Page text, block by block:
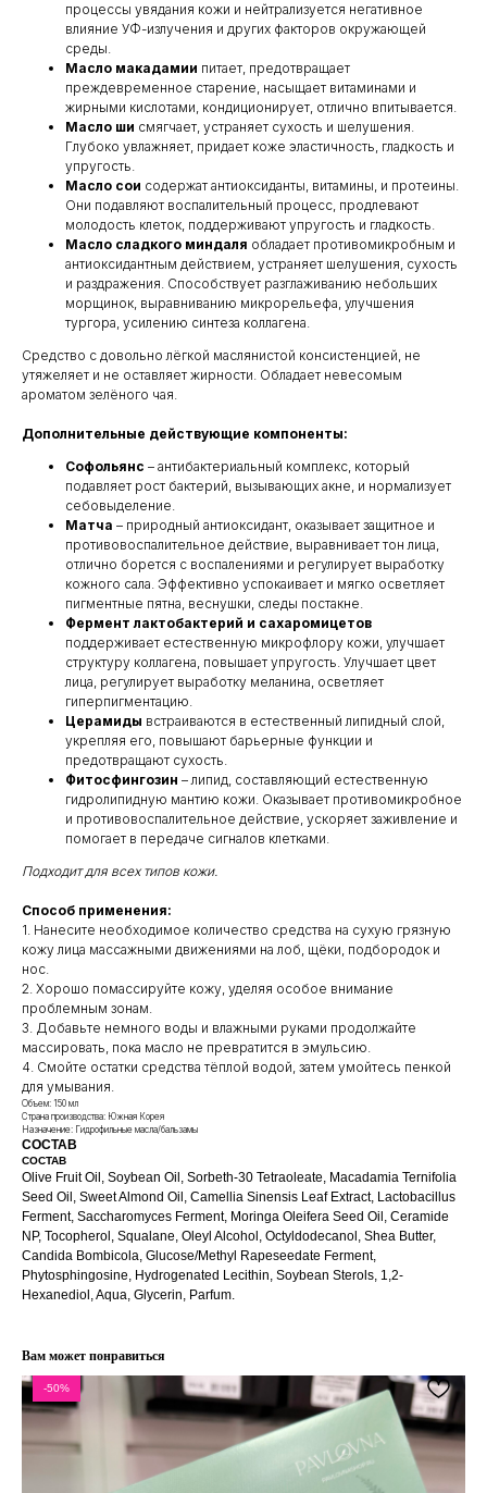
процессы увядания кожи и нейтрализуется негативное
влияние УФ-излучения и других факторов окружающей
среды.
Масло макадамии питает, предотвращает
преждевременное старение, насыщает витаминами и
жирными кислотами, кондиционирует, отлично впитывается.
Масло ши смягчает, устраняет сухость и шелушения.
Глубоко увлажняет, придает коже эластичность, гладкость и
упругость.
Масло сои содержат антиоксиданты, витамины, и протеины.
Они подавляют воспалительный процесс, продлевают
молодость клеток, поддерживают упругость и гладкость.
Масло сладкого миндаля обладает противомикробным и
антиоксидантным действием, устраняет шелушения, сухость
и раздражения. Способствует разглаживанию небольших
морщинок, выравниванию микрорельефа, улучшения
тургора, усилению синтеза коллагена.
Средство с довольно лёгкой маслянистой консистенцией, не
утяжеляет и не оставляет жирности. Обладает невесомым
ароматом зелёного чая.
Дополнительные действующие компоненты:
Софольянс – антибактериальный комплекс, который
подавляет рост бактерий, вызывающих акне, и нормализует
себовыделение.
Матча – природный антиоксидант, оказывает защитное и
противовоспалительное действие, выравнивает тон лица,
отлично борется с воспалениями и регулирует выработку
кожного сала. Эффективно успокаивает и мягко осветляет
пигментные пятна, веснушки, следы постакне.
Фермент лактобактерий и сахаромицетов
поддерживает естественную микрофлору кожи, улучшает
структуру коллагена, повышает упругость. Улучшает цвет
лица, регулирует выработку меланина, осветляет
гиперпигментацию.
Церамиды встраиваются в естественный липидный слой,
укрепляя его, повышают барьерные функции и
предотвращают сухость.
Фитосфингозин – липид, составляющий естественную
гидролипидную мантию кожи. Оказывает противомикробное
и противовоспалительное действие, ускоряет заживление и
помогает в передаче сигналов клетками.
Подходит для всех типов кожи.
Способ применения:
1. Нанесите необходимое количество средства на сухую грязную
кожу лица массажными движениями на лоб, щёки, подбородок и
нос.
2. Хорошо помассируйте кожу, уделяя особое внимание
проблемным зонам.
3. Добавьте немного воды и влажными руками продолжайте
массировать, пока масло не превратится в эмульсию.
4. Смойте остатки средства тёплой водой, затем умойтесь пенкой
для умывания.
Объем: 150 мл
Страна производства: Южная Корея
Назначение: Гидрофильные масла/бальзамы
СОСТАВ
СОСТАВ
Olive Fruit Oil, Soybean Oil, Sorbeth-30 Tetraoleate, Macadamia Ternifolia
Seed Oil, Sweet Almond Oil, Camellia Sinensis Leaf Extract, Lactobacillus
Ferment, Saccharomyces Ferment, Moringa Oleifera Seed Oil, Ceramide
NP, Tocopherol, Squalane, Oleyl Alcohol, Octyldodecanol, Shea Butter,
Candida Bombicola, Glucose/Methyl Rapeseedate Ferment,
Phytosphingosine, Hydrogenated Lecithin, Soybean Sterols, 1,2-
Hexanediol, Aqua, Glycerin, Parfum.
Вам может понравиться
-50%
mybeautybar@list.ru
+7 961 246-28-88
АДРЕСА
– Проспект Ленина, дом 6
г.Иваново
на нашу рассылку
КЛИЕНТАМ
Контакты
Оплата и доставка
Политика обработки
персональных данных
Публичная оферта
Бонусная программа